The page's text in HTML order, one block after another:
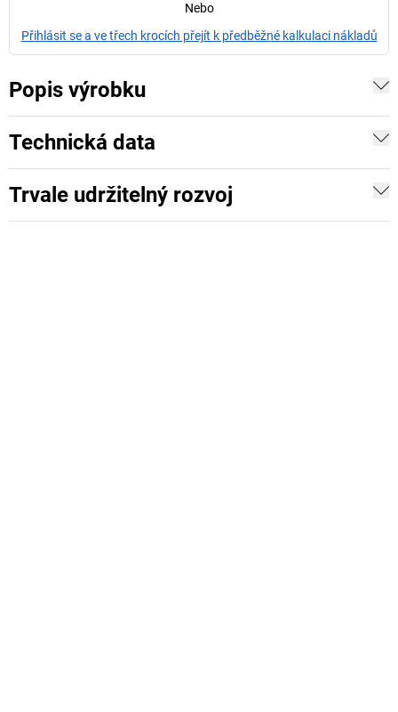
Nebo
Přihlásit se a ve třech krocích přejít k předběžné kalkulaci nákladů
Popis výrobku
Technická data
Trvale udržitelný rozvoj